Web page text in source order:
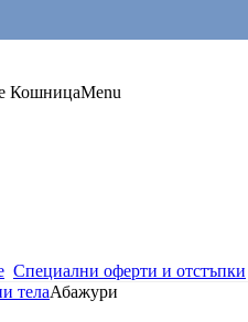
КошницаMenu
Специални оферти и отстъпки
телаАбажури